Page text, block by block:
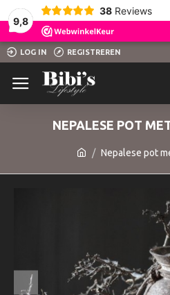
9,8
38 Reviews
LOG IN REGISTREREN
Nepalese pot
NEPALESE POT